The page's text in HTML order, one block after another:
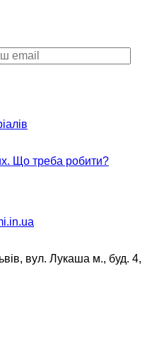
Що треба робити?
вул. Лукаша м., буд. 4,